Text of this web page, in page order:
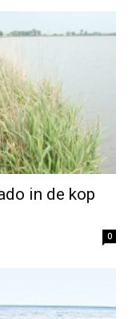
in de kop
0